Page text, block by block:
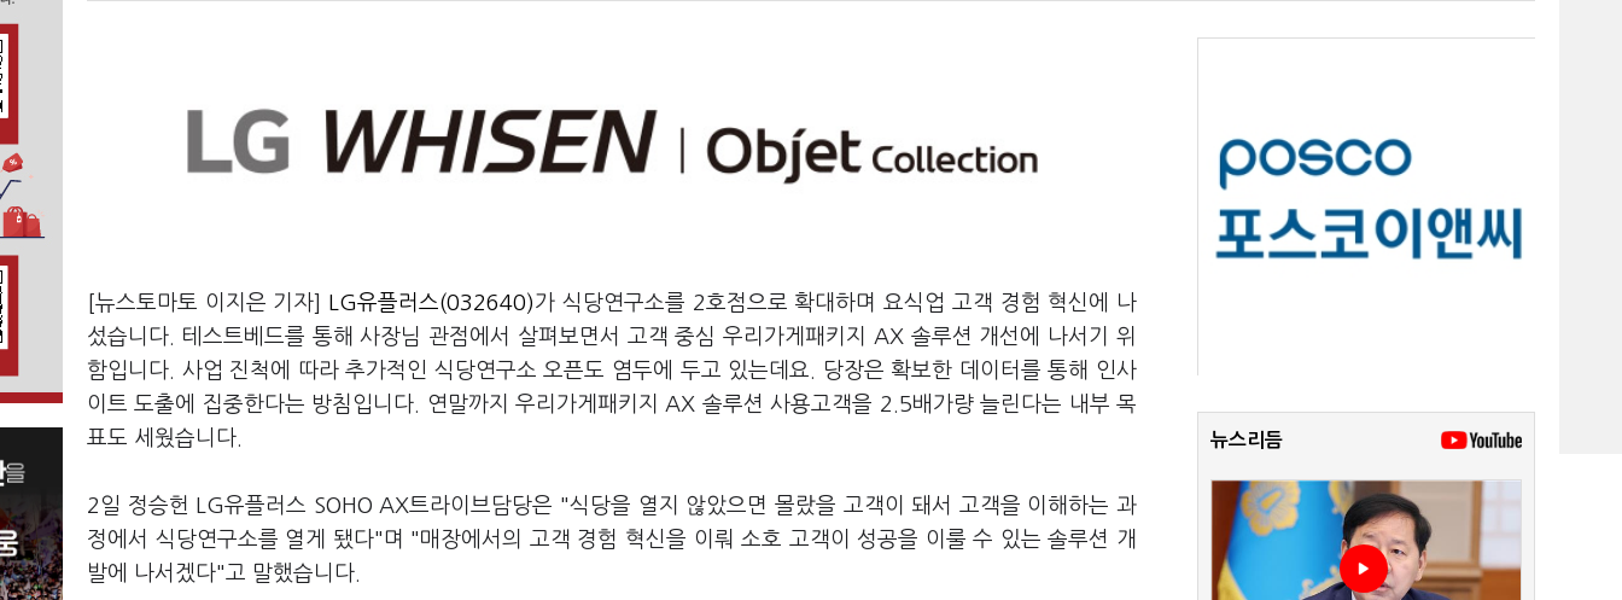
[뉴스토마토 이지은 기자] LG유플러스(032640)가 식당연구소를 2호점으로 확대하며 요식업 고객 경험 혁신에 나
섰습니다. 테스트베드를 통해 사장님 관점에서 살펴보면서 고객 중심 우리가게패키지 AX 솔루션 개선에 나서기 위
함입니다. 사업 진척에 따라 추가적인 식당연구소 오픈도 염두에 두고 있는데요. 당장은 확보한 데이터를 통해 인사
이트 도출에 집중한다는 방침입니다. 연말까지 우리가게패키지 AX 솔루션 사용고객을 2.5배가량 늘린다는 내부 목
표도 세웠습니다.
2일 정승헌 LG유플러스 SOHO AX트라이브담당은 "식당을 열지 않았으면 몰랐을 고객이 돼서 고객을 이해하는 과
정에서 식당연구소를 열게 됐다"며 "매장에서의 고객 경험 혁신을 이뤄 소호 고객이 성공을 이룰 수 있는 솔루션 개
발에 나서겠다"고 말했습니다.
뉴스리듬